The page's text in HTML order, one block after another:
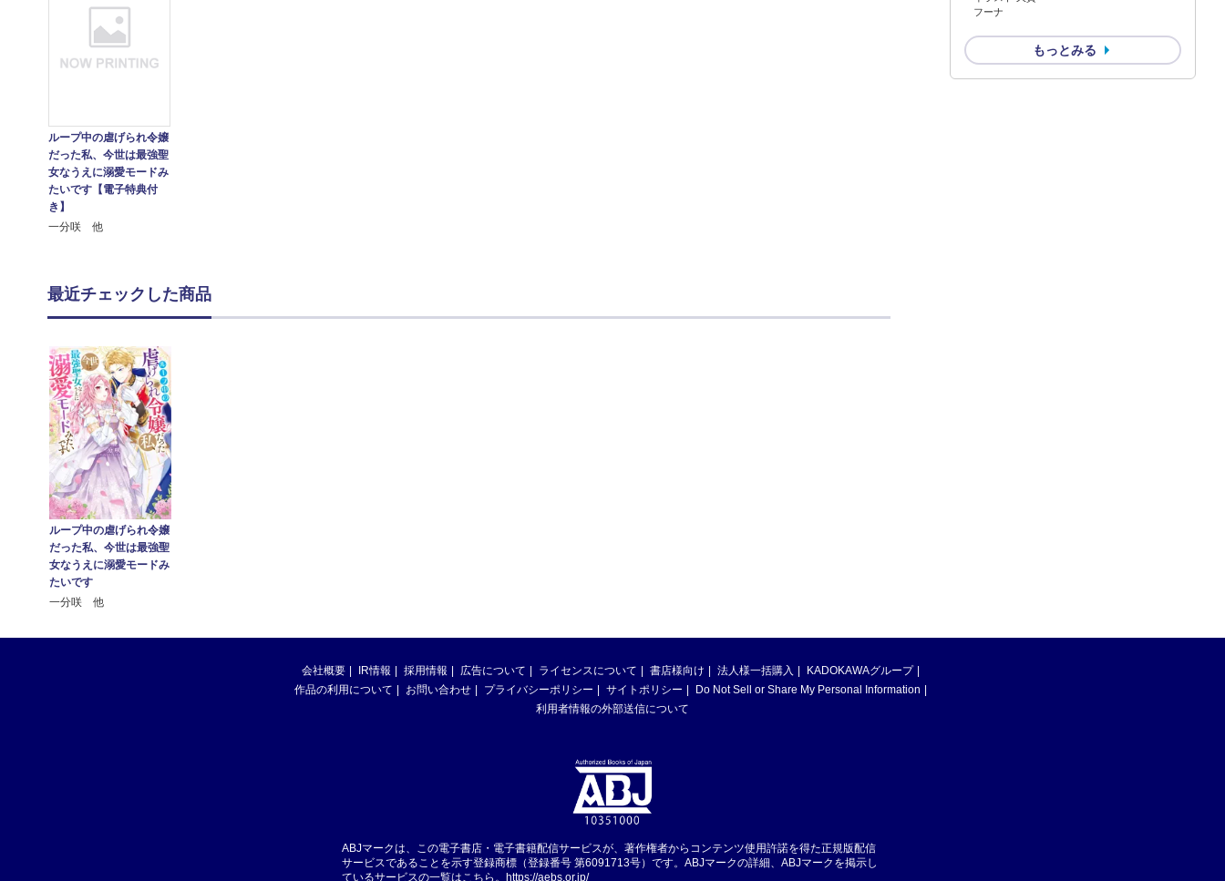
フーナ
もっとみる
ループ中の虐げられ令嬢
だった私、今世は最強聖
女なうえに溺愛モードみ
たいです【電子特典付
き】
一分咲 他
最近チェックした商品
ループ中の虐げられ令嬢
だった私、今世は最強聖
女なうえに溺愛モードみ
たいです
一分咲 他
会社概要 IR情報 採用情報 広告について ライセンスについて 書店様向け 法人様一括購入
KADOKAWAグループ
作品の利用について
お問い合わせ プライバシーポリシー サイトポリシー
Do Not Sell or Share My Personal Information
利用者情報の外部送信について
ABJマークは、この電子書店・電子書籍配信サービスが、著作権者からコンテンツ使用許諾を得た正規版配信
サービスであることを示す登録商標（登録番号 第6091713号）です。ABJマークの詳細、ABJマークを掲示し
ているサービスの一覧はこちら。 https://aebs.or.jp/